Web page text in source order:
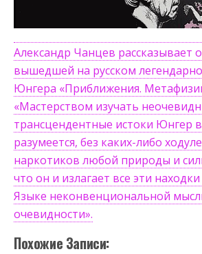
Александр Чанцев рассказывает
вышедшей на русском
Юнгера «Приближения.
«Мастерством изучать
трансцендентные истоки Юнгер
разумеется, без каких-либо
наркотиков любой природы и
что он и излагает все эти
Языке неконвенциональной
очевидности».
Похожие Записи: